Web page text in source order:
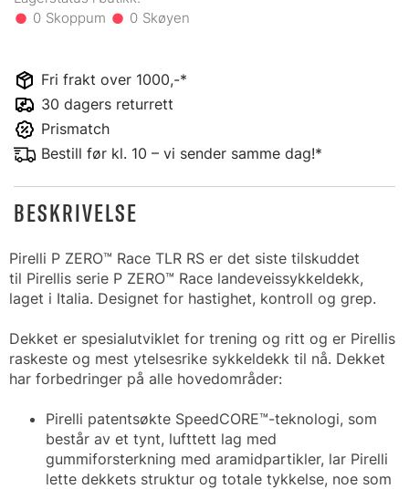
0 0
Fri frakt over 1000,-*
30 dagers returrett
Prismatch
Bestill før kl. 10 – vi sender samme dag!*
BESKRIVELSE
Pirelli P ZERO™ Race TLR RS er det siste tilskuddet
til Pirellis serie P ZERO™ Race landeveissykkeldekk,
laget i Italia. Designet for hastighet, kontroll og grep.
Dekket er spesialutviklet for trening og ritt og er Pirellis
raskeste og mest ytelsesrike sykkeldekk til nå. Dekket
har forbedringer på alle hovedområder:
Pirelli patentsøkte SpeedCORE™-teknologi, som
består av et tynt, lufttett lag med
gummiforsterkning med aramidpartikler, lar Pirelli
lette dekkets struktur og totale tykkelse, noe som